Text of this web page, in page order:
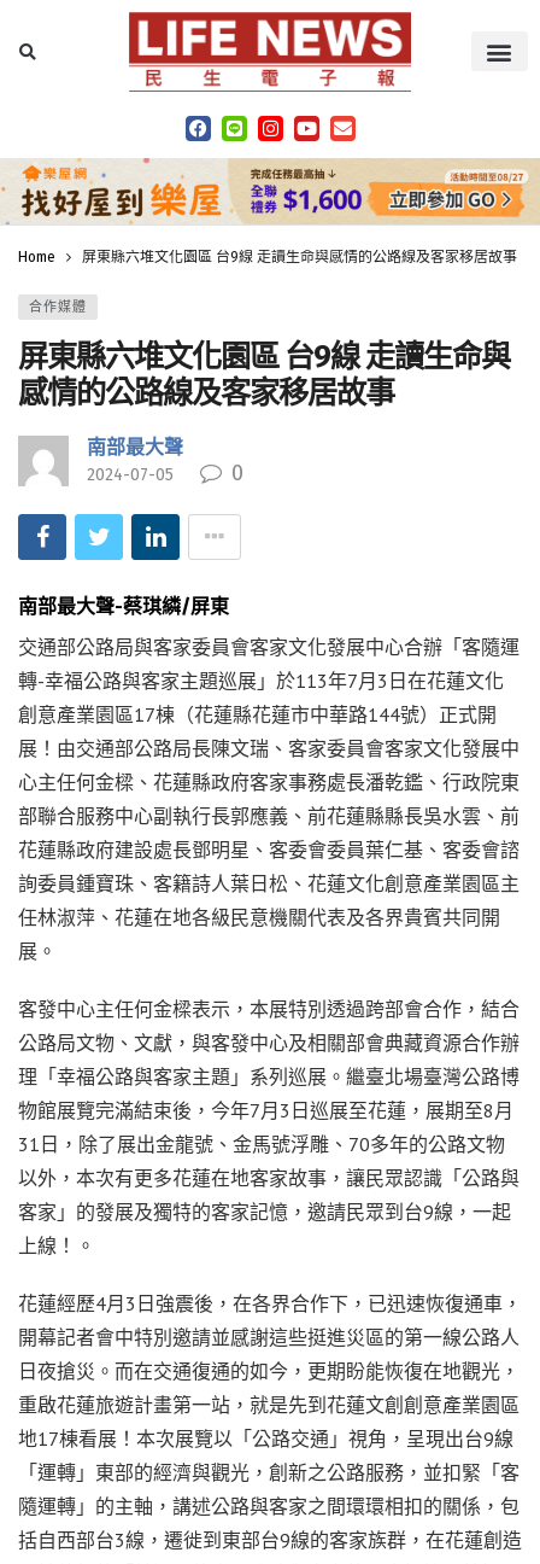
Home 屏東縣六堆文化園區 台9線 走讀生命與感情的公路線及客家移居故事
合作媒體
屏東縣六堆文化園區 台9線 走讀生命與
感情的公路線及客家移居故事
南部最大聲
2024-07-05 0
南部最大聲-蔡琪繗/屏東
交通部公路局與客家委員會客家文化發展中心合辦「客隨運
轉-幸福公路與客家主題巡展」於113年7月3日在花蓮文化
創意產業園區17棟（花蓮縣花蓮市中華路144號）正式開
展！由交通部公路局長陳文瑞、客家委員會客家文化發展中
心主任何金樑、花蓮縣政府客家事務處長潘乾鑑、行政院東
部聯合服務中心副執行長郭應義、前花蓮縣縣長吳水雲、前
花蓮縣政府建設處長鄧明星、客委會委員葉仁基、客委會諮
詢委員鍾寶珠、客籍詩人葉日松、花蓮文化創意產業園區主
任林淑萍、花蓮在地各級民意機關代表及各界貴賓共同開
展。
客發中心主任何金樑表示，本展特別透過跨部會合作，結合
公路局文物、文獻，與客發中心及相關部會典藏資源合作辦
理「幸福公路與客家主題」系列巡展。繼臺北場臺灣公路博
物館展覽完滿結束後，今年7月3日巡展至花蓮，展期至8月
31日，除了展出金龍號、金馬號浮雕、70多年的公路文物
以外，本次有更多花蓮在地客家故事，讓民眾認識「公路與
客家」的發展及獨特的客家記憶，邀請民眾到台9線，一起
上線！。
花蓮經歷4月3日強震後，在各界合作下，已迅速恢復通車，
開幕記者會中特別邀請並感謝這些挺進災區的第一線公路人
日夜搶災。而在交通復通的如今，更期盼能恢復在地觀光，
重啟花蓮旅遊計畫第一站，就是先到花蓮文創創意產業園區
地17棟看展！本次展覽以「公路交通」視角，呈現出台9線
「運轉」東部的經濟與觀光，創新之公路服務，並扣緊「客
隨運轉」的主軸，講述公路與客家之間環環相扣的關係，包
括自西部台3線，遷徙到東部台9線的客家族群，在花蓮創造